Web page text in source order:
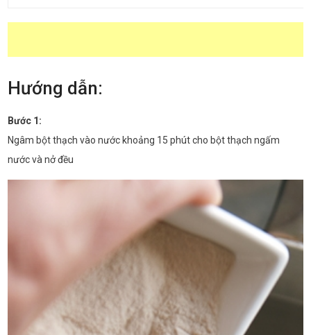
Hướng dẫn:
Bước 1:
Ngâm bột thạch vào nước khoảng 15 phút cho bột thạch ngấm
nước và nở đều